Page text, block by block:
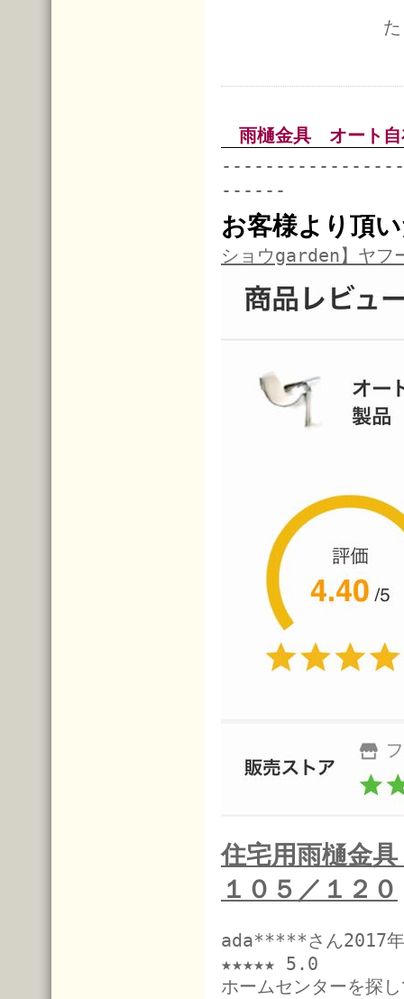
雨樋金具 オート
------
お客様より頂
ショウgarden】ヤフ
住宅用雨樋金
１０５／１２０
ada*****さん2017年
★★★★★ 5.0
ホームセンターを探